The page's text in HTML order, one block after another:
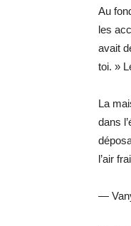
Au
les
avait
toi. »
La
dans
l’air
—